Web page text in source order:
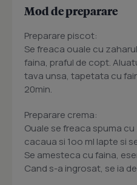
Mod de preparare
Preparare piscot:
Se freaca ouale cu
faina, praful de copt.
tava unsa, tapetata cu
20min.
Preparare crema:
Ouale se freaca spuma
cacaua si 1oo ml lapte si
Se amesteca cu faina,
Cand s-a ingrosat, se ia